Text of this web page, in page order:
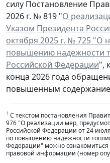
силу Постановление
2026 г. № 819 "О
Указом Президента
октября 2025 г. № 725 "О
повышению надежности
Российской Федерации",
конца 2026 года
повышенным
1 С текстом постановления
976 "О реализации мер,
Российской Федерации от 24
по повышению надежности
Федерации" можно
правовой информации (номер